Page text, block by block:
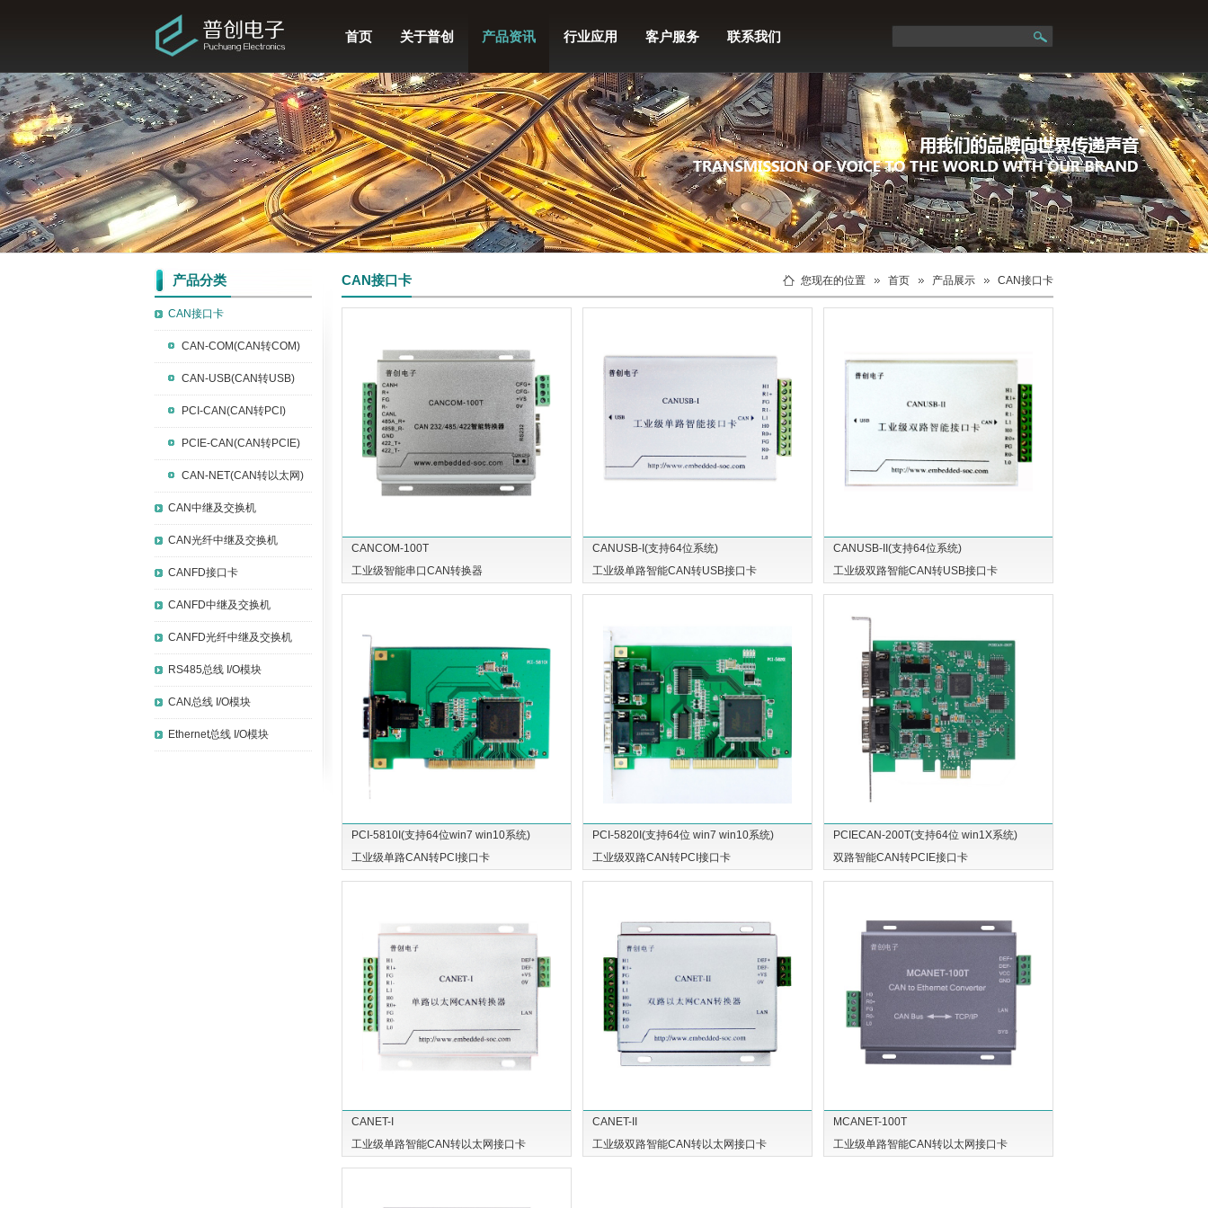
首页 关于普创 产品资讯 行业应用 客户服务 联系我们
产品分类
CAN接口卡
CAN-COM(CAN转COM)
CAN-USB(CAN转USB)
PCI-CAN(CAN转PCI)
PCIE-CAN(CAN转PCIE)
CAN-NET(CAN转以太网)
CAN中继及交换机
CAN光纤中继及交换机
CANFD接口卡
CANFD中继及交换机
CANFD光纤中继及交换机
RS485总线 I/O模块
CAN总线 I/O模块
Ethernet总线 I/O模块
CAN接口卡 您现在的位置 首页 产品展示 CAN接口卡
CANCOM-100T
工业级智能串口CAN转换器
CANUSB-I(支持64位系统)
工业级单路智能CAN转USB接口卡
CANUSB-II(支持64位系统)
工业级双路智能CAN转USB接口卡
PCI-5810I(支持64位win7 win10系统)
工业级单路CAN转PCI接口卡
PCI-5820I(支持64位 win7 win10系统)
工业级双路CAN转PCI接口卡
PCIECAN-200T(支持64位 win1X系统)
双路智能CAN转PCIE接口卡
CANET-I
工业级单路智能CAN转以太网接口卡
CANET-II
工业级双路智能CAN转以太网接口卡
MCANET-100T
工业级单路智能CAN转以太网接口卡